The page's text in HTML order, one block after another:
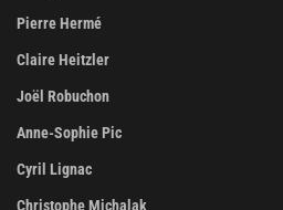
Pierre Hermé
Claire Heitzler
Joël Robuchon
Anne-Sophie Pic
Cyril Lignac
Christophe Michalak